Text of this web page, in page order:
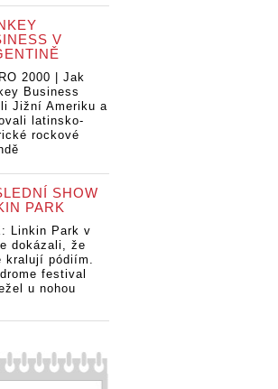
V
2000 | Jak
Business
Jižní Ameriku a
latinsko-
rockové
SHOW
PARK
Linkin Park v
dokázali, že
kralují pódiím.
festival
u nohou